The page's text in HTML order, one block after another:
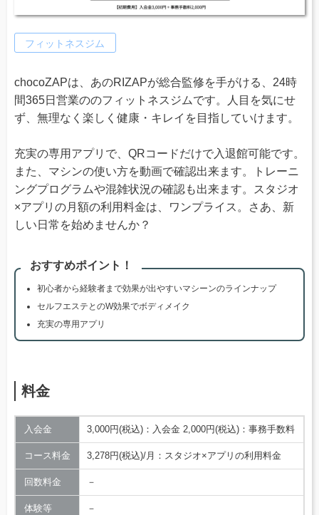
フィットネスジム
chocoZAPは、あのRIZAPが総合監修を手がける、24時
間365日営業ののフィットネスジムです。人目を気にせ
ず、無理なく楽しく健康・キレイを目指していけます。
充実の専用アプリで、QRコードだけで入退館可能です。
また、マシンの使い方を動画で確認出来ます。トレーニ
ングプログラムや混雑状況の確認も出来ます。スタジオ
×アプリの月額の利用料金は、ワンプライス。さあ、新
しい日常を始めませんか？
おすすめポイント！
初心者から経験者まで効果が出やすいマシーンのラインナップ
セルフエステとのW効果でボディメイク
充実の専用アプリ
料金
入会金 3,000円(税込)：入会金 2,000円(税込)：事務手数料
コース料金 3,278円(税込)/月：スタジオ×アプリの利用料金
回数料金 －
体験等 －